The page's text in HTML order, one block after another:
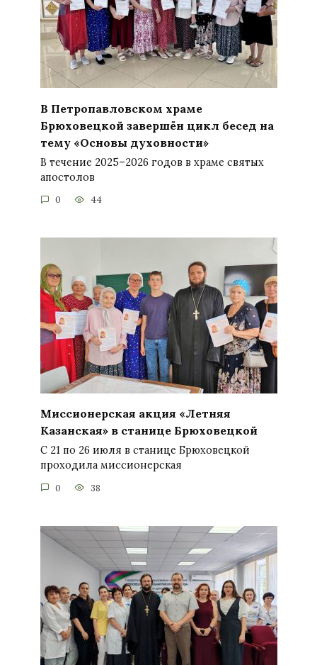
В Петропавловском храме
Брюховецкой завершён цикл бесед на
тему «Основы духовности»
В течение 2025–2026 годов в храме святых
апостолов
0 44
Миссионерская акция «Летняя
Казанская» в станице Брюховецкой
С 21 по 26 июля в станице Брюховецкой
проходила миссионерская
0 38